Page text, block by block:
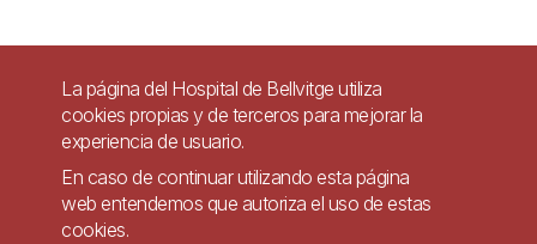
Pie
página
Contacto
Accesibilidad
Política de Privacidad de Sistemas de Videovigilancia
La página del Hospital de Bellvitge utiliza
cookies propias y de terceros para mejorar la
experiencia de usuario.
En caso de continuar utilizando esta página
web entendemos que autoriza el uso de estas
cookies.